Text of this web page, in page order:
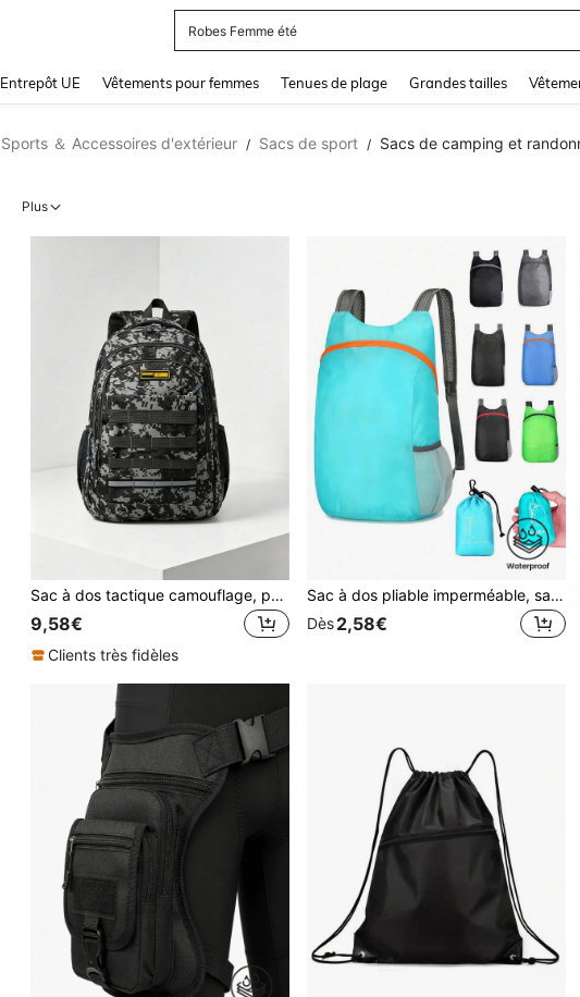
Jupe
Entrepôt UE Vêtements pour femmes Tenues de plage Grandes tailles
Sports ＆ Accessoires d'extérieur / Sacs de sport / Sacs de camping et
Plus
Sac à dos tactique camouflage, peut contenir un ordinateur portable de 15,6 pouces, sac à dos léger, sac de voyage grande capacité, sac de navette quotidienne pratique, sac à dos multifonction, sac à dos de voyage et de vacances. Un excellent choix pour un cadeau de la Fête des Pères.
9,58€
Clients très fidèles
Sac à dos pliable imperméable, sac de voyage léger grande capacité, sac de sport portable, sac de rangement pour voyage, cyclisme, randonnée, camping et sports de plein air, accessoires de randonnée pour hommes et femmes, équipement essentiel de camping
Dès2,58€